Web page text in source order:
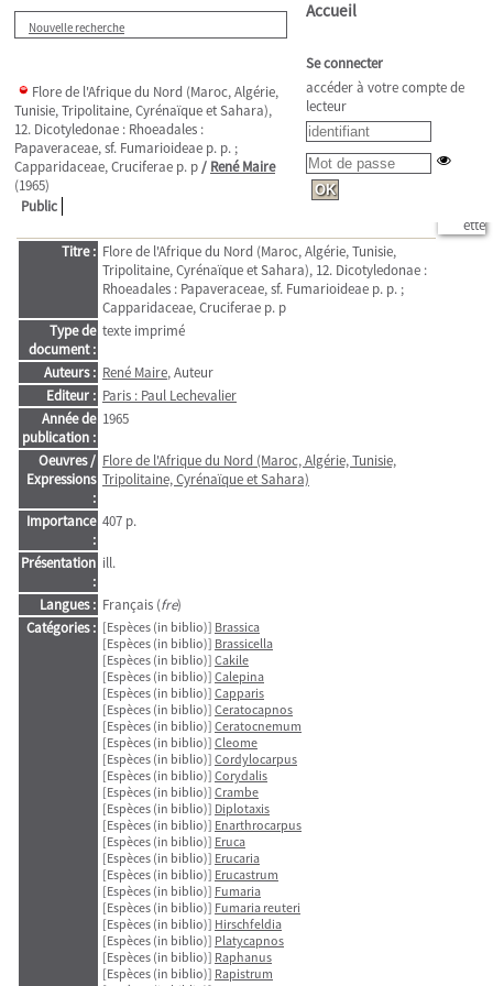
Nouvelle recherche
Flore de l'Afrique du Nord (Maroc, Algérie,
Tunisie, Tripolitaine, Cyrénaïque et Sahara),
12. Dicotyledonae : Rhoeadales :
Papaveraceae, sf. Fumarioideae p. p. ;
Capparidaceae, Cruciferae p. p/ René Maire
(1965)
Public
Titre : Flore de l'Afrique du Nord (Maroc, Algérie, Tunisie,
Tripolitaine, Cyrénaïque et Sahara), 12. Dicotyledonae :
Rhoeadales : Papaveraceae, sf. Fumarioideae p. p. ;
Capparidaceae, Cruciferae p. p
Type de
document :
texte imprimé
Auteurs : René Maire, Auteur
Editeur : Paris : Paul Lechevalier
Année de
publication :
1965
Oeuvres /
Expressions
:
Flore de l'Afrique du Nord (Maroc, Algérie, Tunisie,
Tripolitaine, Cyrénaïque et Sahara)
Importance
:
407 p.
Présentation
:
ill.
Langues : Français (fre)
Catégories : [Espèces (in biblio)] Brassica
[Espèces (in biblio)] Brassicella
[Espèces (in biblio)] Cakile
[Espèces (in biblio)] Calepina
[Espèces (in biblio)] Capparis
[Espèces (in biblio)] Ceratocapnos
[Espèces (in biblio)] Ceratocnemum
[Espèces (in biblio)] Cleome
[Espèces (in biblio)] Cordylocarpus
[Espèces (in biblio)] Corydalis
[Espèces (in biblio)] Crambe
[Espèces (in biblio)] Diplotaxis
[Espèces (in biblio)] Enarthrocarpus
[Espèces (in biblio)] Eruca
[Espèces (in biblio)] Erucaria
[Espèces (in biblio)] Erucastrum
[Espèces (in biblio)] Fumaria
[Espèces (in biblio)] Fumaria reuteri
[Espèces (in biblio)] Hirschfeldia
[Espèces (in biblio)] Platycapnos
[Espèces (in biblio)] Raphanus
[Espèces (in biblio)] Rapistrum
Accueil
Se connecter
accéder à votre compte de
lecteur